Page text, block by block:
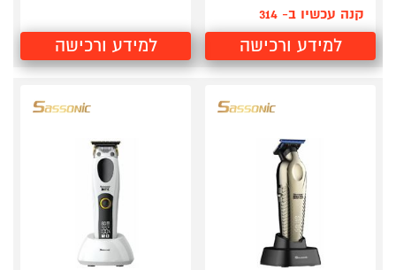
קנה עכשיו ב- 314
למידע ורכישה למידע ורכישה